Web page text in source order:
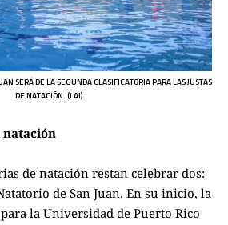
SERÁ DE LA SEGUNDA CLASIFICATORIA PARA LAS JUSTAS
DE NATACIÓN. (LAI)
natación
de natación restan celebrar dos:
de San Juan. En su inicio, la
la Universidad de Puerto Rico